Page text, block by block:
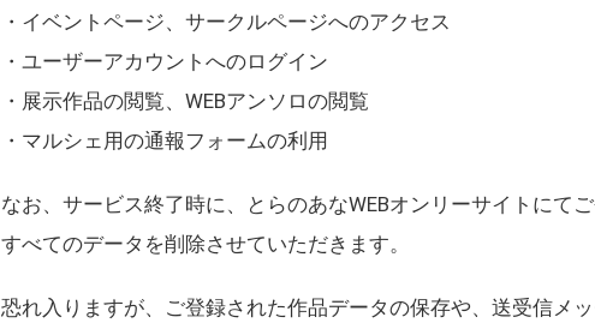
・イベントページ、サークルページへのアクセス
・ユーザーアカウントへのログイン
・展示作品の閲覧、WEBアンソロの閲覧
・マルシェ用の通報フォームの利用
なお、サービス終了時に、とらのあなWEBオンリーサイトにて
すべてのデータを削除させていただきます。
恐れ入りますが、ご登録された作品データの保存や、送受信メ